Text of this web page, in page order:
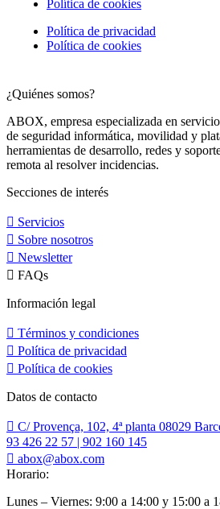
Política de cookies
Política de privacidad
Política de cookies
¿Quiénes somos?
ABOX, empresa especializada en
de seguridad informática, movilidad y
herramientas de desarrollo, redes y
remota al resolver incidencias.
Secciones de interés
Servicios
Sobre nosotros
Newsletter
FAQs
Información legal
Términos y condiciones
Política de privacidad
Política de cookies
Datos de contacto
C/ Provença, 102, 4ª planta 08029
93 426 22 57 | 902 160 145
abox@abox.com
Horario:
Lunes – Viernes: 9:00 a 14:00 y 15:00 a